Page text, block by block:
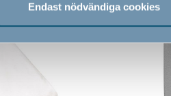
Endast nödvändiga cookies